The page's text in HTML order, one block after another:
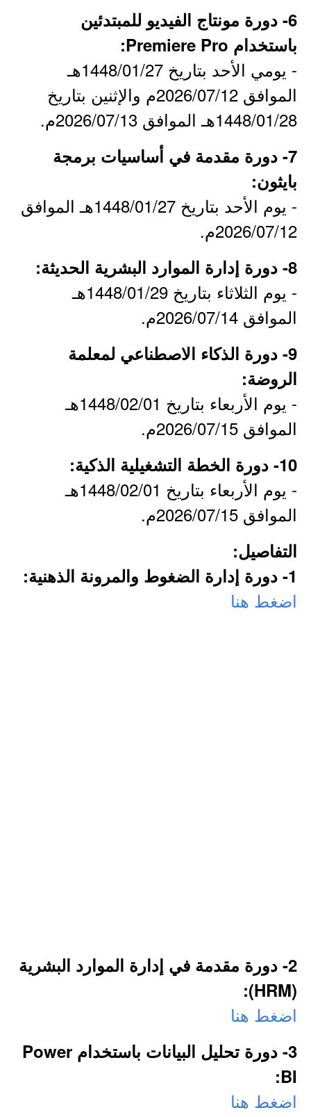
6- دورة مونتاج الفيديو للمبتدئين
باستخدام Premiere Pro:
- يومي الأحد بتاريخ 1448/01/27هـ
الموافق 2026/07/12م والإثنين بتاريخ
1448/01/28هـ الموافق 2026/07/13م.
7- دورة مقدمة في أساسيات برمجة
بايثون:
- يوم الأحد بتاريخ 1448/01/27هـ الموافق
2026/07/12م.
8- دورة إدارة الموارد البشرية الحديثة:
- يوم الثلاثاء بتاريخ 1448/01/29هـ
الموافق 2026/07/14م.
9- دورة الذكاء الاصطناعي لمعلمة
الروضة:
- يوم الأربعاء بتاريخ 1448/02/01هـ
الموافق 2026/07/15م.
10- دورة الخطة التشغيلية الذكية:
- يوم الأربعاء بتاريخ 1448/02/01هـ
الموافق 2026/07/15م.
التفاصيل:
1- دورة إدارة الضغوط والمرونة الذهنية:
اضغط هنا
2- دورة مقدمة في إدارة الموارد البشرية
(HRM):
اضغط هنا
3- دورة تحليل البيانات باستخدام Power
BI:
اضغط هنا